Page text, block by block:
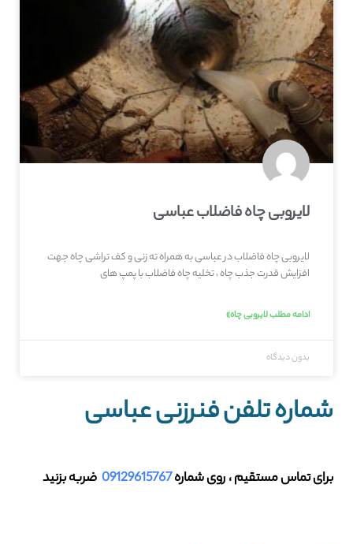
لایروبی چاه فاضلاب عباسی
لایروبی چاه فاضلاب در عباسی به همراه ته زنی و کف تراشی چاه جهت
افزایش قدرت جذب چاه ، تخلیه چاه فاضلاب با پمپ های
ادامه مطلب لایروبی چاه»
بدون دیدگاه
شماره تلفن فنرزنی عباسی
برای تماس مستقیم ، روی شماره09129615767 ضربه بزنید